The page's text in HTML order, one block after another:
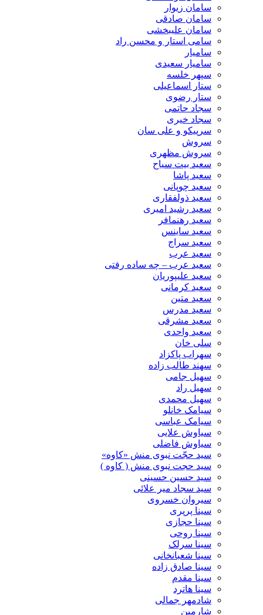
سامان زیوار
سامان صادقی
سامان علیبخشی
سامی استار و محسن راد
سامیار
سامیار سعیدی
سپهر خلسه
ستار اسماعیلی
ستار رضوی
سجاد حاتمی
سجاد خیری
سرپیکو و علی سان
سروش
سروش مظهری
سعید بیت سیاح
سعید پاشا
سعید چوپانی
سعید ذولفقاری
سعید رشید امیری
سعید رهنمافر
سعید ساینس
سعید سراج
سعید عرب
سعید عرب – چه ساده رفتی
سعید علیپوریان
سعید کرمانی
سعید متین
سعید مدرس
سعید مشرقی
سعید واحدی
سلی خان
سهراب پاکزاد
سهند طالب زاده
سهیل جامی
سهیل راد
سهیل محمدی
سیامک خانلو
سیامک عباسی
سیاوش علایی
سیاوش فاضلی
سید حجّت نبوی منش «کاوه»
سید حجت نبوی منش ( کاوه )
سید حسین حسینى
سید سجاد میر علائی
سیروان خسروی
سینا پرپری
سینا حجازی
سینا روحی
سینا سرلک
سینا شعبانخانی
سینا صادق زاده
سینا مقدم
سینا هاترد
شادمهر جمالی
شارمین